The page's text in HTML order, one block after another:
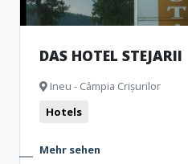
DAS HOTEL STEJARII
Ineu - Câmpia Crișurilor
Hotels
Mehr sehen